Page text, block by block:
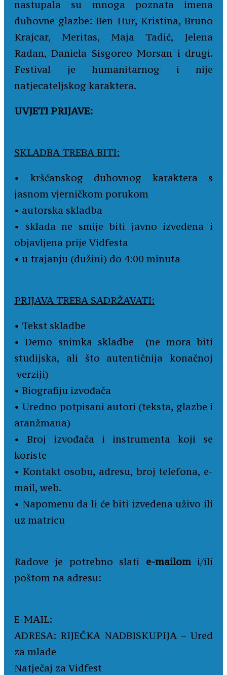
nastupala su mnoga poznata imena
duhovne glazbe: Ben Hur, Kristina, Bruno
Krajcar, Meritas, Maja Tadić, Jelena
Radan, Daniela Sisgoreo Morsan i drugi.
Festival je humanitarnog i nije
natjecateljskog karaktera.
UVJETI PRIJAVE:
SKLADBA TREBA BITI:
• kršćanskog duhovnog karaktera s
jasnom vjerničkom porukom
• autorska skladba
• sklada ne smije biti javno izvedena i
objavljena prije Vidfesta
• u trajanju (dužini) do 4:00 minuta
PRIJAVA TREBA SADRŽAVATI:
• Tekst skladbe
• Demo snimka skladbe (ne mora biti
studijska, ali što autentičnija konačnoj
verziji)
• Biografiju izvođača
• Uredno potpisani autori (teksta, glazbe i
aranžmana)
• Broj izvođača i instrumenta koji se
koriste
• Kontakt osobu, adresu, broj telefona, e-
mail, web.
• Napomenu da li će biti izvedena uživo ili
uz matricu
Radove je potrebno slati e-mailomi/ili
poštom na adresu:
E-MAIL:
ADRESA: RIJEČKA NADBISKUPIJA – Ured
za mlade
Natječaj za Vidfest